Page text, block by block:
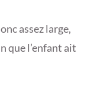
assez large,
que l’enfant ait